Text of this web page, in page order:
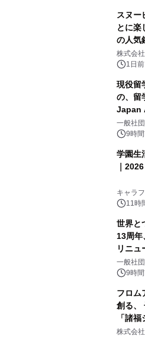
スヌー
とに
の人気
ラボレ
ボグッ
株式会
1日前
現役留
の、留
Japan
をリリ
一般社
9時
学園生
｜
キャラ
デザイ
11時
世界と
13周
リニュ
一般社
9時
フロム
創る、
「諸
(日)開
株式会